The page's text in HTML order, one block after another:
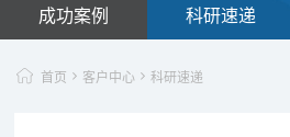
成功案例 科研速递
首页 客户中心 科研速递